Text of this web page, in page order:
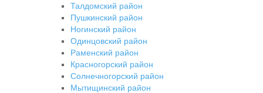
Талдомский район
Пушкинский район
Ногинский район
Одинцовский район
Раменский район
Красногорский район
Солнечногорский район
Мытищинский район